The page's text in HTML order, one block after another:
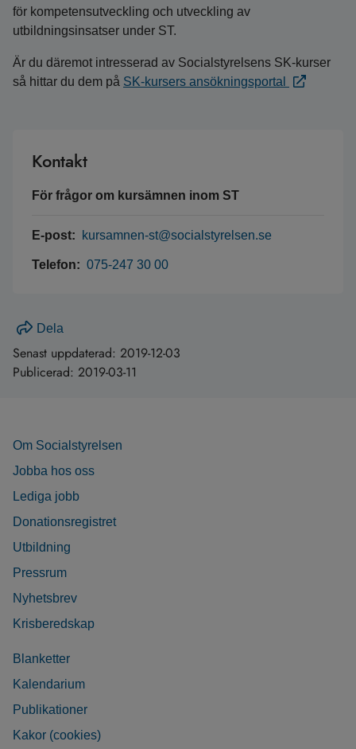
för kompetensutveckling och utveckling av
utbildningsinsatser under ST.
Är du däremot intresserad av Socialstyrelsens SK-kurser
så hittar du dem på SK-kursers ansökningsportal
Kontakt
För frågor om kursämnen inom ST
E-post: kursamnen-st@socialstyrelsen.se
Telefon: 075-247 30 00
Dela
Senast uppdaterad: 2019-12-03
Publicerad: 2019-03-11
Om Socialstyrelsen
Jobba hos oss
Lediga jobb
Donationsregistret
Utbildning
Pressrum
Nyhetsbrev
Krisberedskap
Blanketter
Kalendarium
Publikationer
Kakor (cookies)